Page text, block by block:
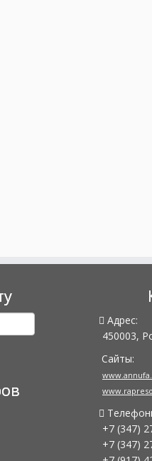
Адрес:
450003,
Сайты:
+7 (347)
+7 (347)